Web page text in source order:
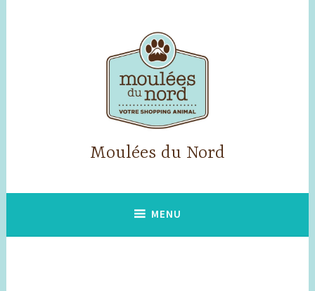
Moulées du Nord
MENU